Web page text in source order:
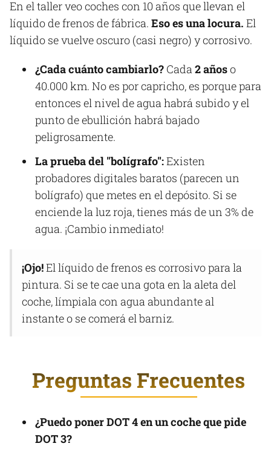
En el taller veo coches con 10 años que llevan el
líquido de frenos de fábrica. Eso es una locura. El
líquido se vuelve oscuro (casi negro) y corrosivo.
¿Cada cuánto cambiarlo? Cada 2 añoso
40.000 km. No es por capricho, es porque para
entonces el nivel de agua habrá subido y el
punto de ebullición habrá bajado
peligrosamente.
La prueba del "bolígrafo":Existen
probadores digitales baratos (parecen un
bolígrafo) que metes en el depósito. Si se
enciende la luz roja, tienes más de un 3% de
agua. ¡Cambio inmediato!
¡Ojo!El líquido de frenos es corrosivo para la
pintura. Si se te cae una gota en la aleta del
coche, límpiala con agua abundante al
instante o se comerá el barniz.
Preguntas Frecuentes
¿Puedo poner DOT 4 en un coche que pide
DOT 3?